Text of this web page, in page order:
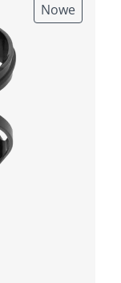
Nowe